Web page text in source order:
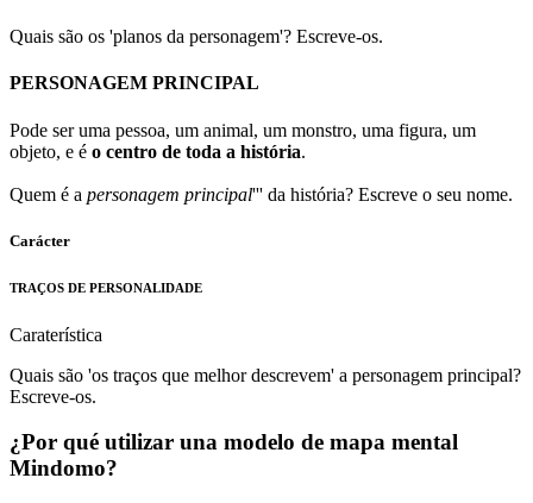
Quais são os 'planos da personagem'? Escreve-os.
PERSONAGEM PRINCIPAL
Pode ser uma pessoa, um animal, um monstro, uma figura, um
objeto, e é o centro de toda a história.
Quem é a personagem principal''' da história? Escreve o seu nome.
Carácter
TRAÇOS DE PERSONALIDADE
Caraterística
Quais são 'os traços que melhor descrevem' a personagem principal?
Escreve-os.
¿Por qué utilizar una modelo de mapa mental
Mindomo?